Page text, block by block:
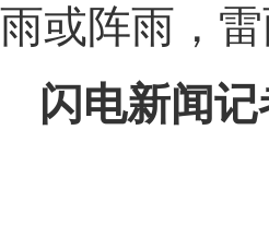
雨或阵雨，
闪电新闻